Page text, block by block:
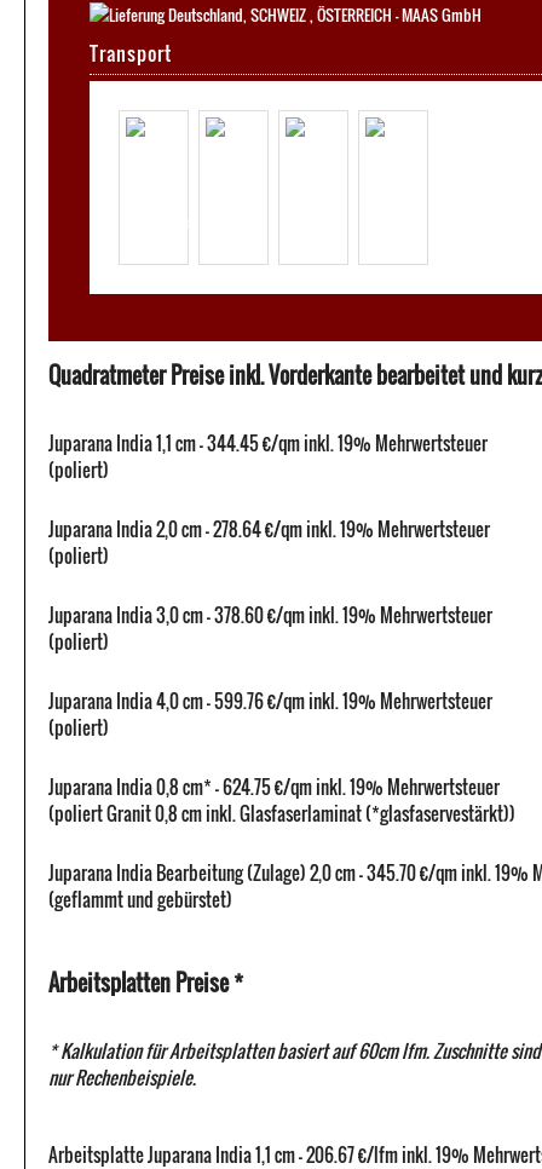
Transport
Quadratmeter Preise inkl. Vorderkante bearbeitet und
Juparana India 1,1 cm - 344.45 €/qm inkl. 19% Mehrwertsteuer
(poliert)
Juparana India 2,0 cm - 278.64 €/qm inkl. 19% Mehrwertsteuer
(poliert)
Juparana India 3,0 cm - 378.60 €/qm inkl. 19% Mehrwertsteuer
(poliert)
Juparana India 4,0 cm - 599.76 €/qm inkl. 19% Mehrwertsteuer
(poliert)
Juparana India 0,8 cm* - 624.75 €/qm inkl. 19% Mehrwertsteuer
(poliert Granit 0,8 cm inkl. Glasfaserlaminat (*glasfaservestärkt))
Juparana India Bearbeitung (Zulage) 2,0 cm - 345.70 €/qm inkl. 19%
(geflammt und gebürstet)
Arbeitsplatten Preise *
* Kalkulation für Arbeitsplatten basiert auf 60cm lfm. Zuschnitte
nur Rechenbeispiele.
Arbeitsplatte Juparana India 1,1 cm - 206.67 €/lfm inkl. 19%